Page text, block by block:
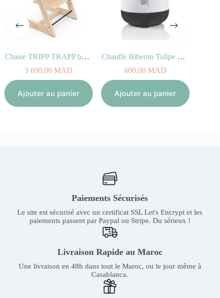
Chaise TRIPP TRAPP bois de Hêtre Naturel
3 690,00MAD
Ajouter au panier
Chauffe Biberon Tulipe Cream
600,00MAD
Ajouter au panier
Paiements Sécurisés
Le site est sécurisé avec un certificat SSL Let's Encrypt et les
paiements passent par Paypal ou Stripe. Du sérieux !
Livraison Rapide au Maroc
Une livraison en 48h dans tout le Maroc, ou le jour même à
Casablanca.